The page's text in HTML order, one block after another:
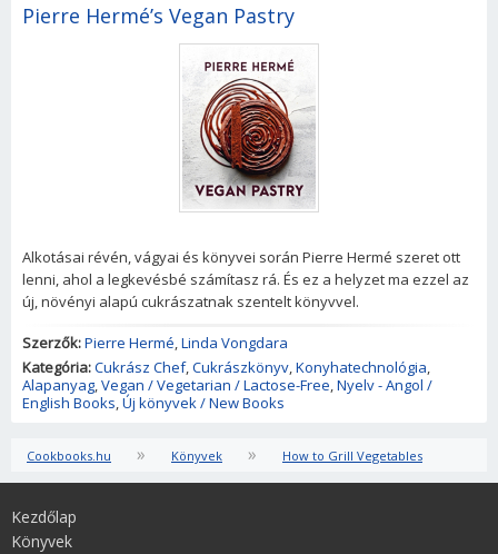
Pierre Hermé’s Vegan Pastry
Alkotásai révén, vágyai és könyvei során Pierre Hermé szeret ott
lenni, ahol a legkevésbé számítasz rá. És ez a helyzet ma ezzel az
új, növényi alapú cukrászatnak szentelt könyvvel.
Szerzők:Pierre Hermé,Linda Vongdara
Kategória:Cukrász Chef,Cukrászkönyv,Konyhatechnológia,
Alapanyag,Vegan / Vegetarian / Lactose-Free,Nyelv - Angol /
English Books,Új könyvek / New Books
Cookbooks.hu » Könyvek » How to Grill Vegetables
Kezdőlap
Könyvek